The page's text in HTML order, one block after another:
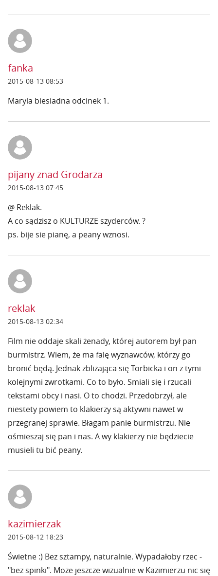
fanka
2015-08-13 08:53
Maryla biesiadna odcinek 1.
pijany znad Grodarza
2015-08-13 07:45
@ Reklak.
A co sądzisz o KULTURZE szyderców. ?
ps. bije sie pianę, a peany wznosi.
reklak
2015-08-13 02:34
Film nie oddaje skali żenady, której autorem był pan
burmistrz. Wiem, że ma falę wyznawców, którzy go
bronić będą. Jednak zbliżająca się Torbicka i on z tymi
kolejnymi zwrotkami. Co to było. Smiali się i rzucali
tekstami obcy i nasi. O to chodzi. Przedobrzył, ale
niestety powiem to klakierzy są aktywni nawet w
przegranej sprawie. Błagam panie burmistrzu. Nie
ośmieszaj się pan i nas. A wy klakierzy nie będziecie
musieli tu bić peany.
kazimierzak
2015-08-12 18:23
Świetne :) Bez sztampy, naturalnie. Wypadałoby rzec -
"bez spinki". Może jeszcze wizualnie w Kazimierzu nic się